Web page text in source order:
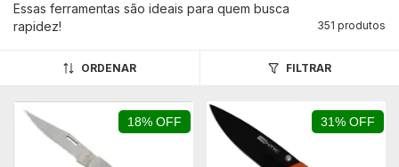
Essas ferramentas são ideais para quem busca
rapidez!
351 produtos
ORDENAR FILTRAR
18% OFF 31% OFF